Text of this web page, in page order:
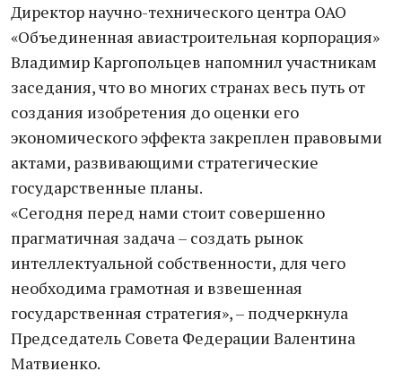
Директор научно-технического центра ОАО
«Объединенная авиастроительная корпорация»
Владимир Каргопольцев напомнил участникам
заседания, что во многих странах весь путь от
создания изобретения до оценки его
экономического эффекта закреплен правовыми
актами, развивающими стратегические
государственные планы.
«Сегодня перед нами стоит совершенно
прагматичная задача – создать рынок
интеллектуальной собственности, для чего
необходима грамотная и взвешенная
государственная стратегия», – подчеркнула
Председатель Совета Федерации Валентина
Матвиенко.